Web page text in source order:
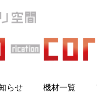
らせ 機材一覧